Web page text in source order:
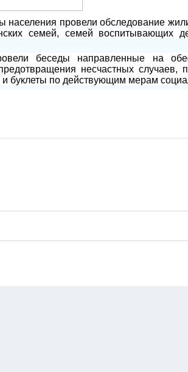
населения провели обследование
семей, семей воспитывающих
беседы направленные на
несчастных случаев,
буклеты по действующим мерам